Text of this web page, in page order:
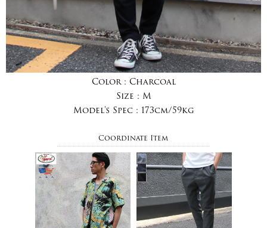
Color : Charcoal
Size : M
Model's Spec : 173cm/59kg
Coordinate Item